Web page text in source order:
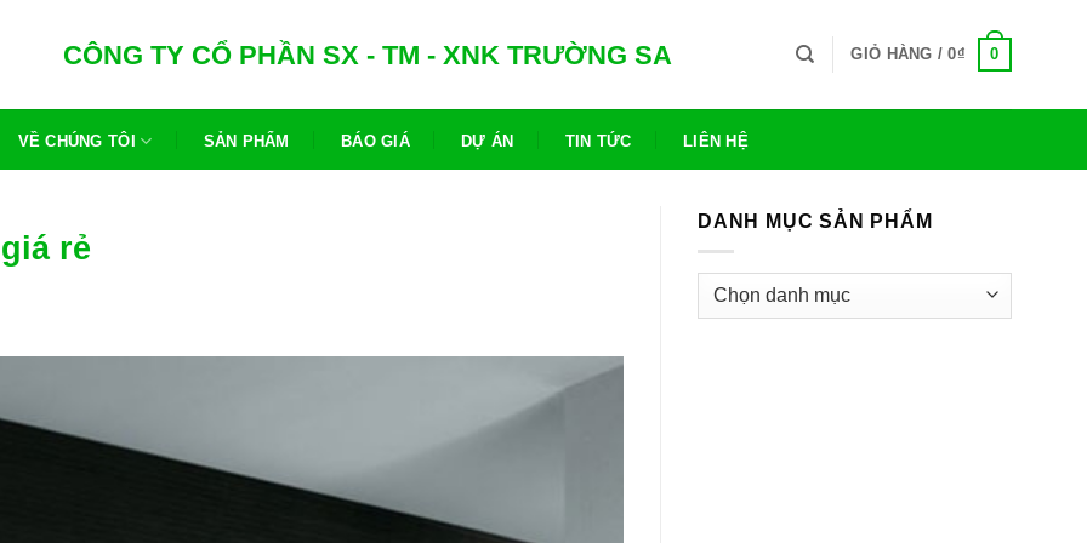
CÔNG TY CỔ PHẦN SX - TM - XNK TRƯỜNG SA GIỎ HÀNG /0₫ 0
VỀ CHÚNG TÔI SẢN PHẨM BÁO GIÁ DỰ ÁN TIN TỨC LIÊN HỆ
rẻ
DANH MỤC SẢN PHẨM